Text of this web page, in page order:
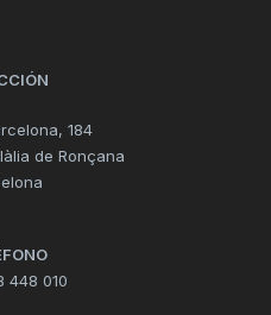
184
de Ronçana
448 010